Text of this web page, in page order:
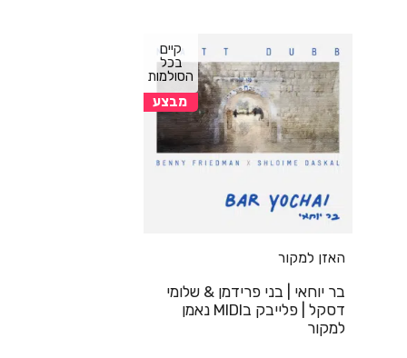
קיים
בכל
הסולמות
מבצע
האזן למקור
בר יוחאי | בני פרידמן & שלומי
דסקל | פלייבק בMIDI נאמן
למקור